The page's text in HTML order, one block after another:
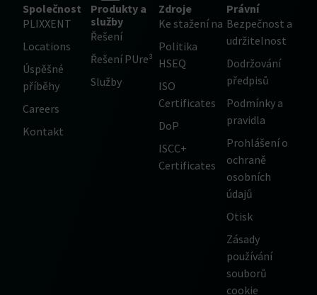
Společnost
PLIXXENT
Locations
Úspěšné
příběhy
Careers
Kontakt
Produkty a
služby
Řešení
Řešení PUre³
Služby
Zdroje
Ke stažení na
Politika
HSEQ
ISO
Certificates
DoP
ISCC+
Certificates
Právní
Bezpečnost a
udržitelnost
Dodržování
předpisů
Podmínky a
pravidla
Prohlášení o
ochraně
osobních
údajů
Otisk
Zásady
používání
souborů
cookie